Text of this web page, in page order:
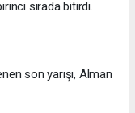
sırada bitirdi.
son yarışı, Alman